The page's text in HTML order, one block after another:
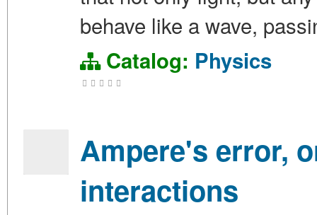
behave like a wave,
Catalog: Physics
Ampere's error,
interactions